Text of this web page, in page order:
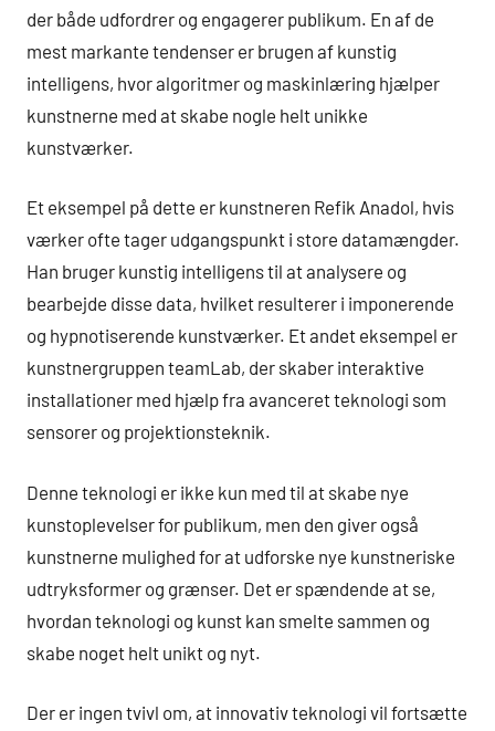
der både udfordrer og engagerer publikum. En af de
mest markante tendenser er brugen af kunstig
intelligens, hvor algoritmer og maskinlæring hjælper
kunstnerne med at skabe nogle helt unikke
kunstværker.
Et eksempel på dette er kunstneren Refik Anadol, hvis
værker ofte tager udgangspunkt i store datamængder.
Han bruger kunstig intelligens til at analysere og
bearbejde disse data, hvilket resulterer i imponerende
og hypnotiserende kunstværker. Et andet eksempel er
kunstnergruppen teamLab, der skaber interaktive
installationer med hjælp fra avanceret teknologi som
sensorer og projektionsteknik.
Denne teknologi er ikke kun med til at skabe nye
kunstoplevelser for publikum, men den giver også
kunstnerne mulighed for at udforske nye kunstneriske
udtryksformer og grænser. Det er spændende at se,
hvordan teknologi og kunst kan smelte sammen og
skabe noget helt unikt og nyt.
Der er ingen tvivl om, at innovativ teknologi vil fortsætte